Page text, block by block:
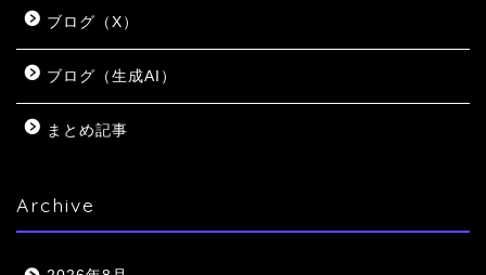
ブログ（X）
ブログ（生成AI）
まとめ記事
Archive